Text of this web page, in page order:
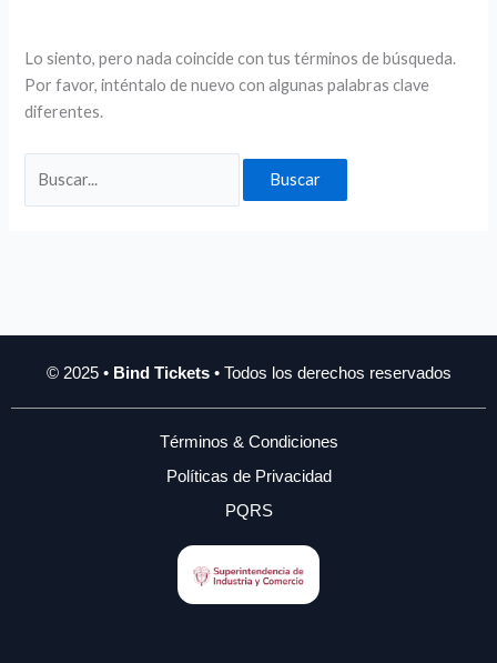
Lo siento, pero nada coincide con tus términos de búsqueda.
Por favor, inténtalo de nuevo con algunas palabras clave
diferentes.
© 2025 • Bind Tickets• Todos los derechos reservados
Términos & Condiciones
Políticas de Privacidad
PQRS